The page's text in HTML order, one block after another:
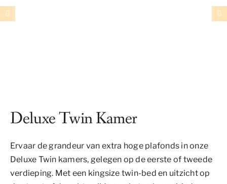
Deluxe Twin Kamer
Ervaar de grandeur van extra hoge plafonds in onze
Deluxe Twin kamers, gelegen op de eerste of tweede
verdieping. Met een kingsize twin-bed en uitzicht op